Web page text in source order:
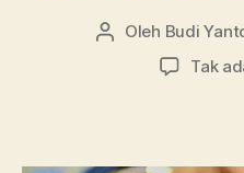
Penulis
Oleh Budi
Tak